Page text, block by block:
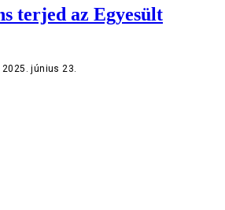
terjed az Egyesült
2025. június 23.